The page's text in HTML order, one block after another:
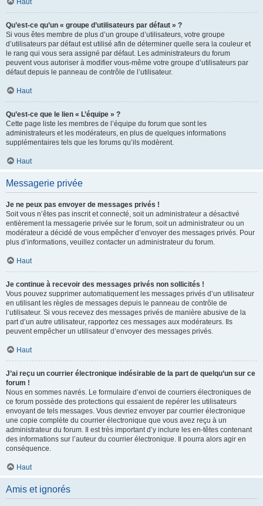
Haut
Qu’est-ce qu’un « groupe d’utilisateurs par défaut » ?
Si vous êtes membre de plus d’un groupe d’utilisateurs, votre groupe
d’utilisateurs par défaut est utilisé afin de déterminer quelle sera la couleur et
le rang qui vous sera assigné par défaut. Les administrateurs du forum
peuvent vous autoriser à modifier vous-même votre groupe d’utilisateurs par
défaut depuis le panneau de contrôle de l’utilisateur.
Haut
Qu’est-ce que le lien « L’équipe » ?
Cette page liste les membres de l’équipe du forum que sont les
administrateurs et les modérateurs, en plus de quelques informations
supplémentaires tels que les forums qu’ils modèrent.
Haut
Messagerie privée
Je ne peux pas envoyer de messages privés !
Soit vous n’êtes pas inscrit et connecté, soit un administrateur a désactivé
entièrement la messagerie privée sur le forum, soit un administrateur ou un
modérateur a décidé de vous empêcher d’envoyer des messages privés. Pour
plus d’informations, veuillez contacter un administrateur du forum.
Haut
Je continue à recevoir des messages privés non sollicités !
Vous pouvez supprimer automatiquement les messages privés d’un utilisateur
en utilisant les règles de messages depuis le panneau de contrôle de
l’utilisateur. Si vous recevez des messages privés de manière abusive de la
part d’un autre utilisateur, rapportez ces messages aux modérateurs. Ils
peuvent empêcher un utilisateur d’envoyer des messages privés.
Haut
J’ai reçu un courrier électronique indésirable de la part de quelqu’un sur ce
forum !
Nous en sommes navrés. Le formulaire d’envoi de courriers électroniques de
ce forum possède des protections qui essaient de repérer les utilisateurs
envoyant de tels messages. Vous devriez envoyer par courrier électronique
une copie complète du courrier électronique que vous avez reçu à un
administrateur du forum. Il est très important d’y inclure les en-têtes contenant
des informations sur l’auteur du courrier électronique. Il pourra alors agir en
conséquence.
Haut
Amis et ignorés